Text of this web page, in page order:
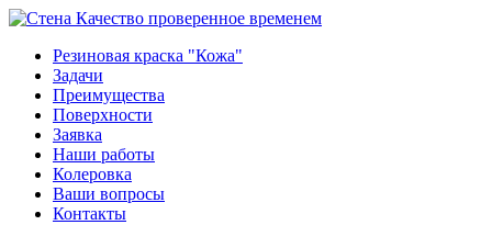
Качество проверенное временем
Резиновая краска "Кожа"
Задачи
Преимущества
Поверхности
Заявка
Наши работы
Колеровка
Ваши вопросы
Контакты